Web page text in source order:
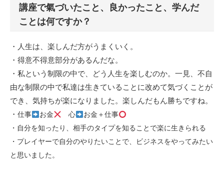
講座で氣づいたこと、良かったこと、学んだ
ことは何ですか？
・人生は、楽しんだ方がうまくいく。
・得意不得意部分があるんだな。
・私という制限の中で、どう人生を楽しむのか。一見、不自
由な制限の中で私達は生きていることに改めて気づくことが
でき、気持ちが楽になりました。楽しんだもん勝ちですね。
・ 仕事 お金 心
お金＋仕事
・自分を知ったり、相手のタイプを知ることで楽に生きられる
・プレイヤーで自分のやりたいことで、ビジネスをやってみたい
と思いました。